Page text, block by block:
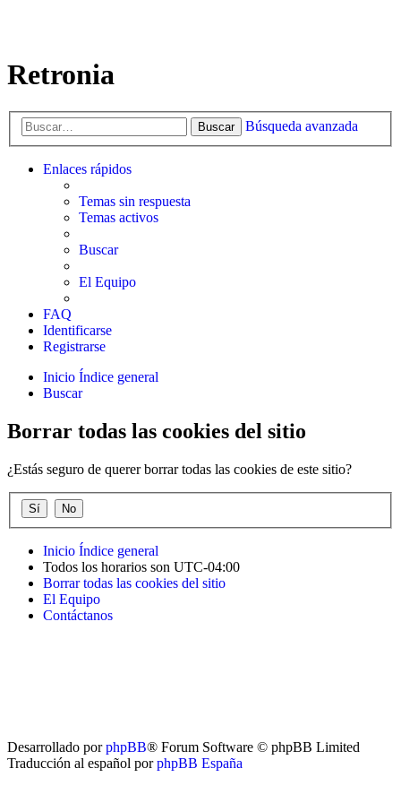
Retronia
Buscar Búsqueda avanzada
Enlaces rápidos
Temas sin respuesta
Temas activos
Buscar
El Equipo
FAQ
Identificarse
Registrarse
Inicio Índice general
Buscar
Borrar todas las cookies del sitio
¿Estás seguro de querer borrar todas las cookies de este sitio?
Inicio Índice general
Todos los horarios son UTC-04:00
Borrar todas las cookies del sitio
El Equipo
Contáctanos
Desarrollado porphpBB® Forum Software © phpBB Limited
Traducción al español porphpBB España